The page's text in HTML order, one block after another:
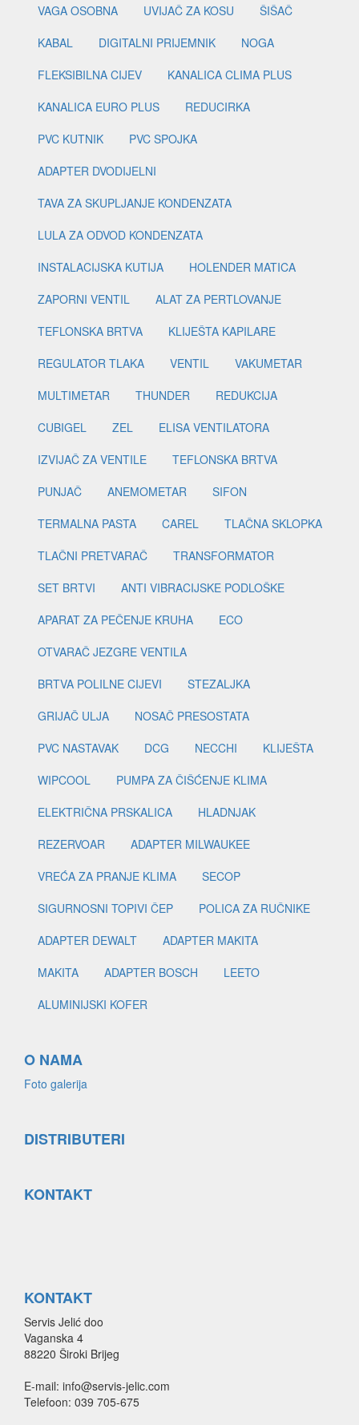
VAGA OSOBNA
UVIJAČ ZA KOSU
ŠIŠAČ
KABAL
DIGITALNI PRIJEMNIK
NOGA
FLEKSIBILNA CIJEV
KANALICA CLIMA PLUS
KANALICA EURO PLUS
REDUCIRKA
PVC KUTNIK
PVC SPOJKA
ADAPTER DVODIJELNI
TAVA ZA SKUPLJANJE KONDENZATA
LULA ZA ODVOD KONDENZATA
INSTALACIJSKA KUTIJA
HOLENDER MATICA
ZAPORNI VENTIL
ALAT ZA PERTLOVANJE
TEFLONSKA BRTVA
KLIJEŠTA KAPILARE
REGULATOR TLAKA
VENTIL
VAKUMETAR
MULTIMETAR
THUNDER
REDUKCIJA
CUBIGEL
ZEL
ELISA VENTILATORA
IZVIJAČ ZA VENTILE
TEFLONSKA BRTVA
PUNJAČ
ANEMOMETAR
SIFON
TERMALNA PASTA
CAREL
TLAČNA SKLOPKA
TLAČNI PRETVARAČ
TRANSFORMATOR
SET BRTVI
ANTI VIBRACIJSKE PODLOŠKE
APARAT ZA PEČENJE KRUHA
ECO
OTVARAČ JEZGRE VENTILA
BRTVA POLILNE CIJEVI
STEZALJKA
GRIJAČ ULJA
NOSAČ PRESOSTATA
PVC NASTAVAK
DCG NECCHI
KLIJEŠTA
WIPCOOL
PUMPA ZA ČIŠĆENJE KLIMA
ELEKTRIČNA PRSKALICA
HLADNJAK
REZERVOAR
ADAPTER MILWAUKEE
VREĆA ZA PRANJE KLIMA
SECOP
SIGURNOSNI TOPIVI ČEP
POLICA ZA RUČNIKE
ADAPTER DEWALT
ADAPTER MAKITA
MAKITA
ADAPTER BOSCH
LEETO
ALUMINIJSKI KOFER
O NAMA
Foto galerija
DISTRIBUTERI
KONTAKT
KONTAKT
Servis Jelić doo
Vaganska 4
88220 Široki Brijeg
E-mail: info@servis-jelic.com
Telefoon: 039 705-675